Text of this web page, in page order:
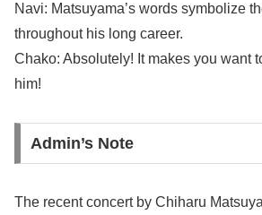
Navi: Matsuyama’s words symbolize
throughout his long career.
Chako: Absolutely! It makes you want
him!
Admin’s Note
The recent concert by Chiharu